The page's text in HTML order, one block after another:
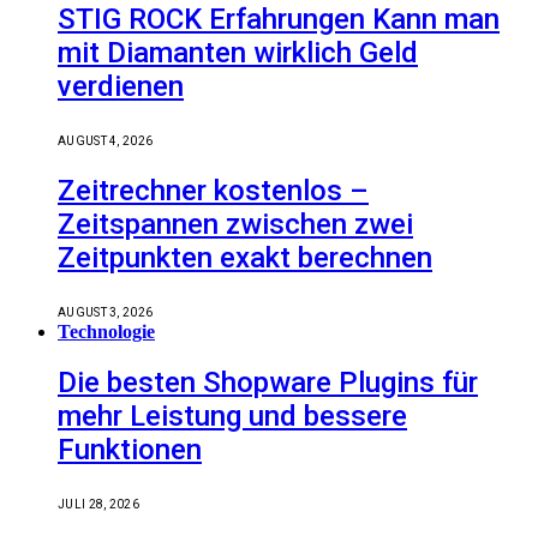
STIG ROCK Erfahrungen Kann man
mit Diamanten wirklich Geld
verdienen
AUGUST 4, 2026
Zeitrechner kostenlos –
Zeitspannen zwischen zwei
Zeitpunkten exakt berechnen
AUGUST 3, 2026
Technologie
Die besten Shopware Plugins für
mehr Leistung und bessere
Funktionen
JULI 28, 2026